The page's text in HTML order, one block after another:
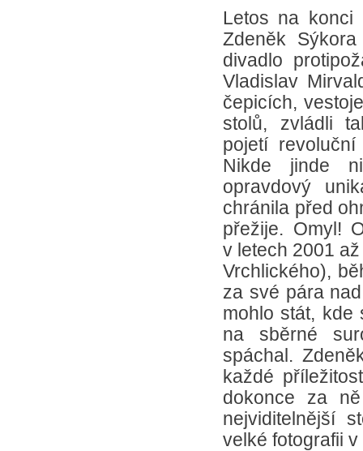
Letos na konci
Zdeněk
divadlo
Vladislav
čepicích,
stolů, zvládli
pojetí
Nikde jinde
opravdový
chránila před
přežije. Omyl!
v letech 2001
Vrchlického),
za své pára
mohlo stát, kde
na sběrné
spáchal.
každé
dokonce za
nejviditelnější
velké fotografii